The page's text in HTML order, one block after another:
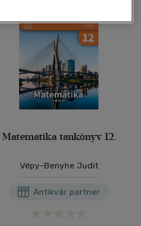
Matematika tankönyv 12.
Vépy-Benyhe Judit
Antikvár partner